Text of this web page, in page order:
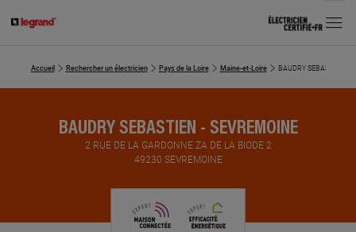
MENU
Accueil Rechercher un électricien Pays de la Loire Maine-et-Loire BAUDRY SEBASTIEN
BAUDRY SEBASTIEN - SEVREMOINE
2 RUE DE LA GARDONNE ZA DE LA BIODE 2
49230 SEVREMOINE